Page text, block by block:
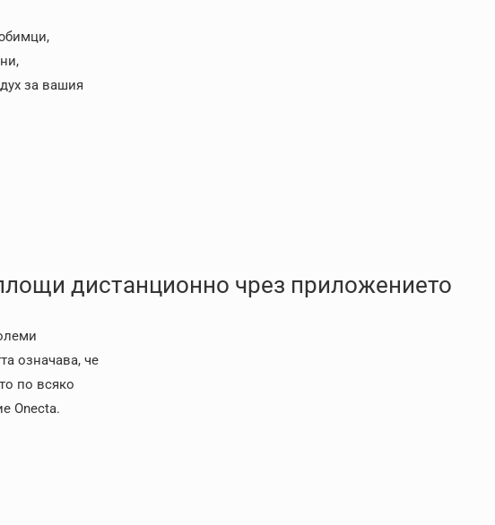
за вашия
дистанционно чрез приложението
означава, че
по всяко
Onecta.